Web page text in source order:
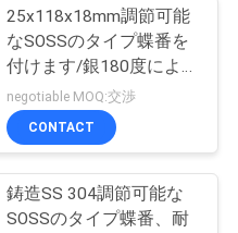
25x118x18mm調節可能
なSOSSのタイプ蝶番を
付けます/銀180度によ
って隠される蝶番
negotiable MOQ:交渉
CONTACT
鋳造SS 304調節可能な
SOSSのタイプ蝶番、耐